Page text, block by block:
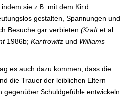
sie z.B. mit dem Kind
gestalten, Spannungen und
Besuche gar verbieten (Kraftet al.
1986b; Kantrowitz und Williams
es auch dazu kommen, dass die
die Trauer der leiblichen Eltern
gegenüber Schuldgefühle entwickeln